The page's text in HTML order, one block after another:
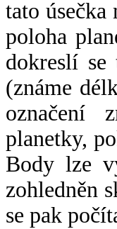
tato
poloha
dokreslí
(známe
označení
planetky,
Body lze
zohledněn
se pak